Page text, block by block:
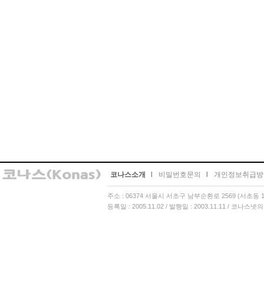
코나스소개 비밀번호문의 개인정보취급
주소 : 06374 서울시 서초구 남부순환로 2569 (서초
등록일 : 2005.11.02 / 발행일 : 2003.11.11 / 코나스넷